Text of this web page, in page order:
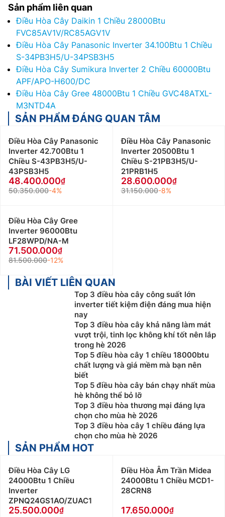
Sản phẩm liên quan
Điều Hòa Cây Daikin 1 Chiều 28000Btu
FVC85AV1V/RC85AGV1V
Điều Hòa Cây Panasonic Inverter 34.100Btu 1 Chiều
S-34PB3H5/U-34PSB3H5
Điều Hòa Cây Sumikura Inverter 2 Chiều 60000Btu
APF/APO-H600/DC
Điều Hòa Cây Gree 48000Btu 1 Chiều GVC48ATXL-
M3NTD4A
SẢN PHẨM ĐÁNG QUAN TÂM
Điều Hòa Cây Panasonic
Inverter 42.700Btu 1
Chiều S-43PB3H5/U-
43PSB3H5
48.400.000
50.350.000-4%
Điều Hòa Cây Panasonic
Inverter 20500Btu 1
Chiều S-21PB3H5/U-
21PRB1H5
28.600.000
31.150.000-8%
Điều Hòa Cây Gree
Inverter 96000Btu
LF28WPD/NA-M
71.500.000
81.500.000-12%
BÀI VIẾT LIÊN QUAN
Top 3 điều hòa cây công suất lớn
inverter tiết kiệm điện đáng mua hiện
nay
Top 3 điều hòa cây khả năng làm mát
vượt trội, tinh lọc không khí tốt nên lắp
trong hè 2026
Top 5 điều hòa cây 1 chiều 18000btu
chất lượng và giá mềm mà bạn nên
biết
Top 5 điều hòa cây bán chạy nhất mùa
hè không thể bỏ lỡ
Top 3 điều hòa thương mại đáng lựa
chọn cho mùa hè 2026
Top 3 điều hòa cây 1 chiều đáng lựa
chọn cho mùa hè 2026
SẢN PHẨM HOT
Điều Hòa Cây LG
24000Btu 1 Chiều
Inverter
ZPNQ24GS1AO/ZUAC1
25.500.000
Điều Hòa Âm Trần Midea
24000Btu 1 Chiều MCD1-
28CRN8
17.650.000